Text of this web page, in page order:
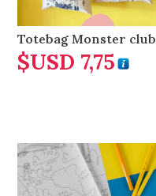
Totebag Monster club
$USD 7,75